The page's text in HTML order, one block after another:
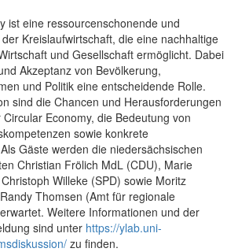
ist eine ressourcenschonende und
Kreislaufwirtschaft, die eine nachhaltige
und Gesellschaft ermöglicht. Dabei
Akzeptanz von Bevölkerung,
und Politik eine entscheidende Rolle.
sind die Chancen und Herausforderungen
Economy, die Bedeutung von
sowie konkrete
Gäste werden die niedersächsischen
Christian Frölich MdL (CDU), Marie
Willeke (SPD) sowie Moritz
Thomsen (Amt für regionale
Weitere Informationen und der
sind unter https://ylab.uni-
zu finden.